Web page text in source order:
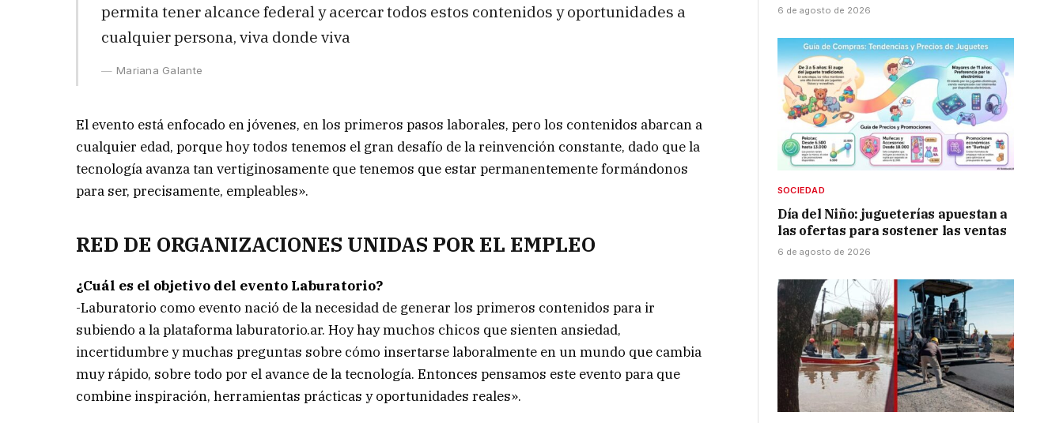
permita tener alcance federal y acercar todos estos contenidos y oportunidades a
cualquier persona, viva donde viva
Mariana Galante
El evento está enfocado en jóvenes, en los primeros pasos laborales, pero los contenidos abarcan a
cualquier edad, porque hoy todos tenemos el gran desafío de la reinvención constante, dado que la
tecnología avanza tan vertiginosamente que tenemos que estar permanentemente formándonos
para ser, precisamente, empleables».
RED DE ORGANIZACIONES UNIDAS POR EL EMPLEO
¿Cuál es el objetivo del evento Laburatorio?
-Laburatorio como evento nació de la necesidad de generar los primeros contenidos para ir
subiendo a la plataforma laburatorio.ar. Hoy hay muchos chicos que sienten ansiedad,
incertidumbre y muchas preguntas sobre cómo insertarse laboralmente en un mundo que cambia
muy rápido, sobre todo por el avance de la tecnología. Entonces pensamos este evento para que
combine inspiración, herramientas prácticas y oportunidades reales».
6 de agosto de 2026
SOCIEDAD
Día del Niño: jugueterías apuestan a
las ofertas para sostener las ventas
6 de agosto de 2026